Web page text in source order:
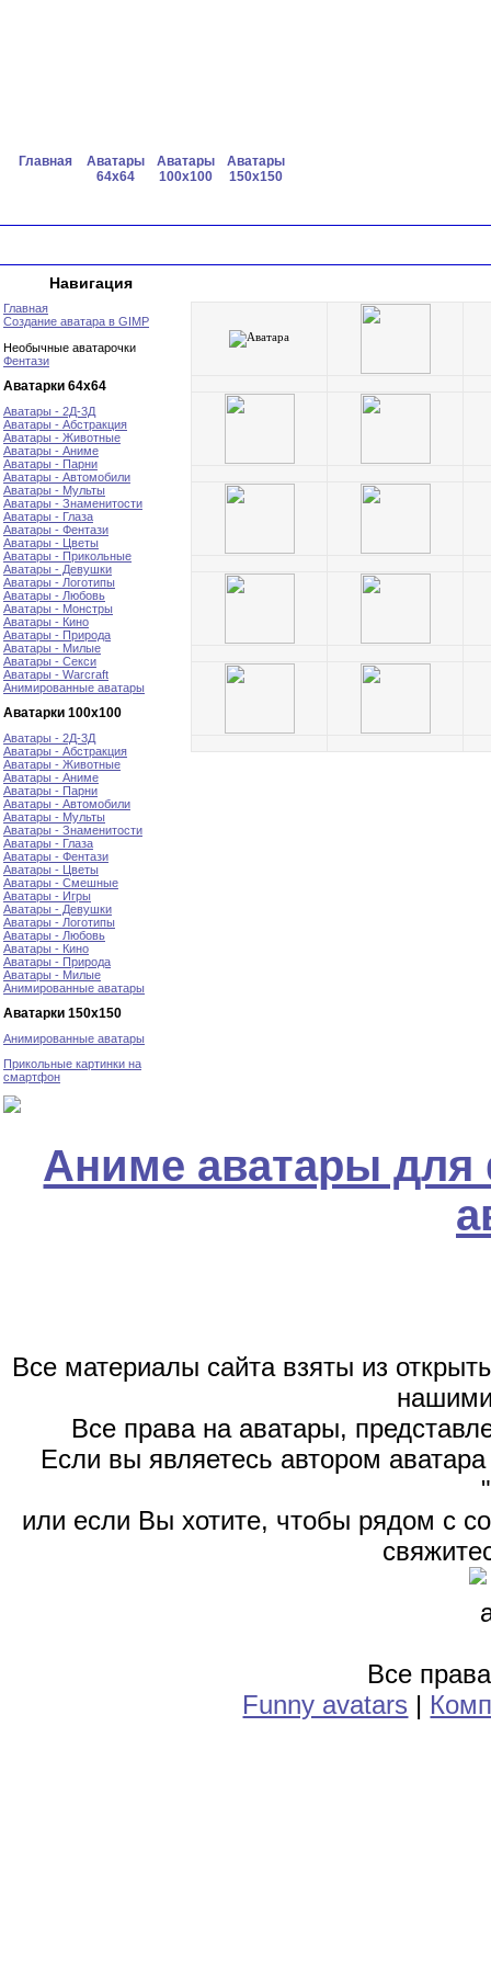
Главная
Аватары
64x64
Аватары
100x100
Аватары
150x150
Навигация
Главная
Создание аватара в GIMP
Необычные аватарочки
Фентази
Аватарки 64х64
Аватары - 2Д-3Д
Аватары - Абстракция
Аватары - Животные
Аватары - Аниме
Аватары - Парни
Аватары - Автомобили
Аватары - Мульты
Аватары - Знаменитости
Аватары - Глаза
Аватары - Фентази
Аватары - Цветы
Аватары - Прикольные
Аватары - Девушки
Аватары - Логотипы
Аватары - Любовь
Аватары - Монстры
Аватары - Кино
Аватары - Природа
Аватары - Милые
Аватары - Секси
Аватары - Warcraft
Анимированные аватары
Аватарки 100х100
Аватары - 2Д-3Д
Аватары - Абстракция
Аватары - Животные
Аватары - Аниме
Аватары - Парни
Аватары - Автомобили
Аватары - Мульты
Аватары - Знаменитости
Аватары - Глаза
Аватары - Фентази
Аватары - Цветы
Аватары - Смешные
Аватары - Игры
Аватары - Девушки
Аватары - Логотипы
Аватары - Любовь
Аватары - Кино
Аватары - Природа
Аватары - Милые
Анимированные аватары
Аватарки 150х150
Анимированные аватары
Прикольные картинки на
смартфон
Аниме аватары для
Все материалы сайта взяты из
Все права на аватары,
Если вы являетесь автором
или если Вы хотите, чтобы рядом с
Все
Funny avatars |